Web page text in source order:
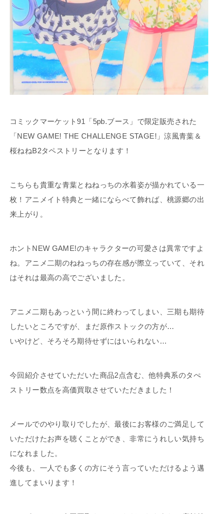
コミックマーケット91「5pb.ブース」で限定販売された
「NEW GAME! THE CHALLENGE STAGE!」涼風青葉＆
桜ねねB2タペストリーとなります！
こちらも貴重な青葉とねねっちの水着姿が描かれている一
枚！アニメイト特典と一緒にならべて飾れば、桃源郷の出
来上がり。
ホントNEW GAME!のキャラクターの可愛さは異常ですよ
ね。アニメ二期のねねっちの存在感が際立っていて、それ
はそれは最高の高でございました。
アニメ二期もあっという間に終わってしまい、三期も期待
したいところですが、まだ原作ストックの方が…
いやけど、そろそろ期待せずにはいられない…
今回紹介させていただいた商品2点含む、他特典系のタぺ
ストリー数点を高価買取させていただきました！
メールでのやり取りでしたが、最後にお客様のご満足して
いただけたお声を聴くことができ、非常にうれしい気持ち
になれました。
今後も、一人でも多くの方にそう言っていただけるよう邁
進してまいります！